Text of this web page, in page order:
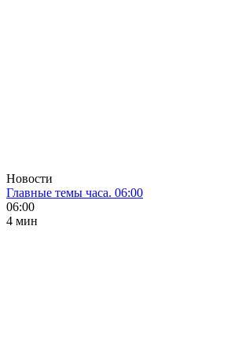
Новости
Главные темы часа. 06:00
06:00
4 мин